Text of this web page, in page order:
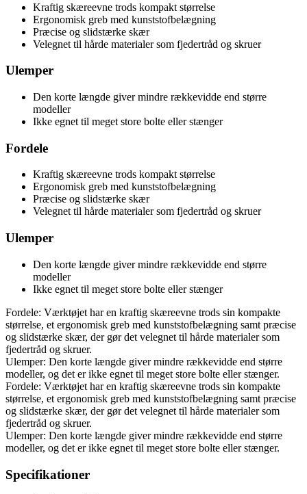
Kraftig skæreevne trods kompakt størrelse
Ergonomisk greb med kunststofbelægning
Præcise og slidstærke skær
Velegnet til hårde materialer som fjedertråd og skruer
Ulemper
Den korte længde giver mindre rækkevidde end større
modeller
Ikke egnet til meget store bolte eller stænger
Fordele
Kraftig skæreevne trods kompakt størrelse
Ergonomisk greb med kunststofbelægning
Præcise og slidstærke skær
Velegnet til hårde materialer som fjedertråd og skruer
Ulemper
Den korte længde giver mindre rækkevidde end større
modeller
Ikke egnet til meget store bolte eller stænger
Fordele: Værktøjet har en kraftig skæreevne trods sin kompakte
størrelse, et ergonomisk greb med kunststofbelægning samt præcise
og slidstærke skær, der gør det velegnet til hårde materialer som
fjedertråd og skruer.
Ulemper: Den korte længde giver mindre rækkevidde end større
modeller, og det er ikke egnet til meget store bolte eller stænger.
Fordele: Værktøjet har en kraftig skæreevne trods sin kompakte
størrelse, et ergonomisk greb med kunststofbelægning samt præcise
og slidstærke skær, der gør det velegnet til hårde materialer som
fjedertråd og skruer.
Ulemper: Den korte længde giver mindre rækkevidde end større
modeller, og det er ikke egnet til meget store bolte eller stænger.
Specifikationer